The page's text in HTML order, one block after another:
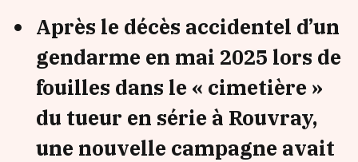
Après le décès accidentel d’un
gendarme en mai 2025 lors de
fouilles dans le « cimetière »
du tueur en série à Rouvray,
une nouvelle campagne avait